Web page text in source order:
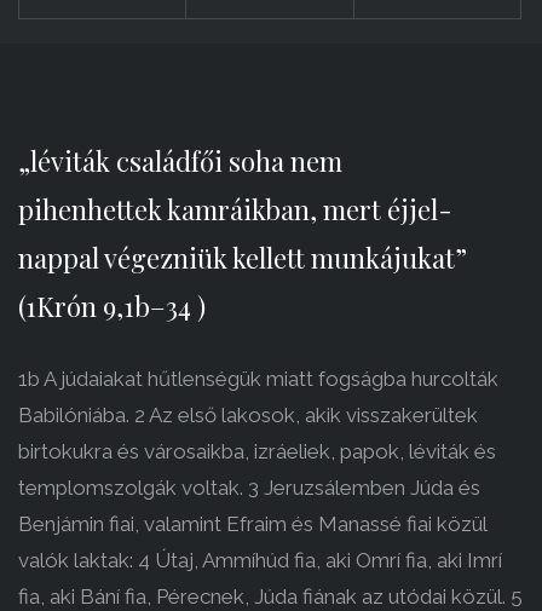
„léviták családfői soha nem
pihenhettek kamráikban, mert éjjel-
nappal végezniük kellett munkájukat”
(1Krón 9,1b–34 )
1b A júdaiakat hűtlenségük miatt fogságba hurcolták
Babilóniába. 2 Az első lakosok, akik visszakerültek
birtokukra és városaikba, izráeliek, papok, léviták és
templomszolgák voltak. 3 Jeruzsálemben Júda és
Benjámin fiai, valamint Efraim és Manassé fiai közül
valók laktak: 4 Útaj, Ammíhúd fia, aki Omrí fia, aki Imrí
fia, aki Bání fia, Pérecnek, Júda fiának az utódai közül. 5